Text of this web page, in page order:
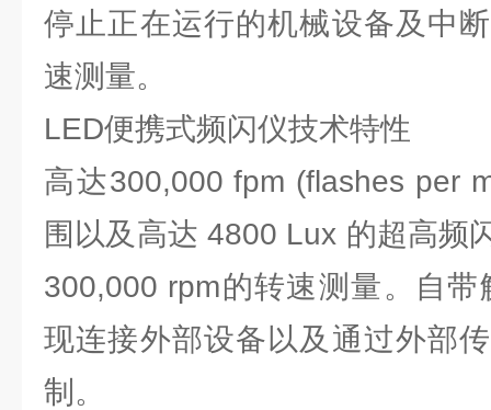
停止正在运行的机械设备及中
速测量。
LED便携式频闪仪技术特性
高达300,000 fpm (flashes per
围以及高达 4800 Lux 的超高频
300,000 rpm的转速测量。自
现连接外部设备以及通过外部
制。